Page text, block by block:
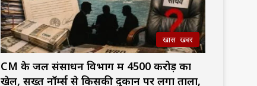
खास खबर
CM के जल संसाधन विभाग में ₹4500 करोड़ का
खेल, सख्त नॉर्म्स से किसकी दुकान पर लगा ताला,